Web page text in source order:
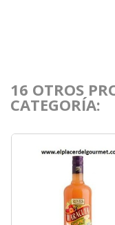
16 OTROS
CATEGORÍA: